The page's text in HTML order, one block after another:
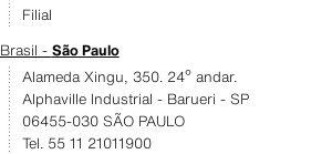
Filial
Brasil - São Paulo
Alameda Xingu, 350. 24º andar.
Alphaville Industrial - Barueri - SP
06455-030 SÃO PAULO
Tel. 55 11 21011900